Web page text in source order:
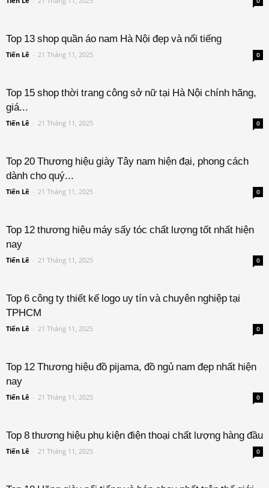
Top 13 shop quần áo nam Hà Nội đẹp và nổi tiếng
Tiến Lê - 21 Tháng 11, 2025 0
Top 15 shop thời trang công sở nữ tại Hà Nội chính hãng,
giá...
Tiến Lê - 21 Tháng 11, 2025 0
Top 20 Thương hiệu giày Tây nam hiện đại, phong cách
dành cho quý...
Tiến Lê - 21 Tháng 11, 2025 0
Top 12 thương hiệu máy sấy tóc chất lượng tốt nhất hiện
nay
Tiến Lê - 21 Tháng 11, 2025 0
Top 6 công ty thiết kế logo uy tín và chuyên nghiệp tại
TPHCM
Tiến Lê - 21 Tháng 11, 2025 0
Top 12 Thương hiệu đồ pijama, đồ ngủ nam đẹp nhất hiện
nay
Tiến Lê - 21 Tháng 11, 2025 0
Top 8 thương hiệu phụ kiện điện thoại chất lượng hàng đầu
Tiến Lê - 21 Tháng 11, 2025 0